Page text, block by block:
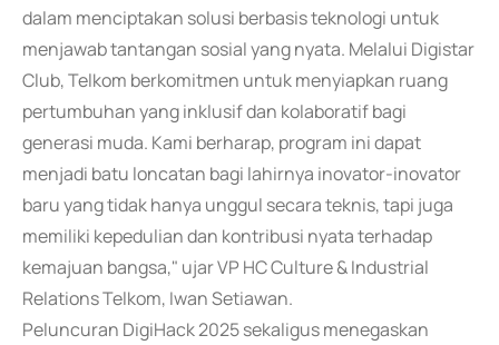
dalam menciptakan solusi berbasis teknologi untuk
menjawab tantangan sosial yang nyata. Melalui Digistar
Club, Telkom berkomitmen untuk menyiapkan ruang
pertumbuhan yang inklusif dan kolaboratif bagi
generasi muda. Kami berharap, program ini dapat
menjadi batu loncatan bagi lahirnya inovator-inovator
baru yang tidak hanya unggul secara teknis, tapi juga
memiliki kepedulian dan kontribusi nyata terhadap
kemajuan bangsa," ujar VP HC Culture & Industrial
Relations Telkom, Iwan Setiawan.
Peluncuran DigiHack 2025 sekaligus menegaskan